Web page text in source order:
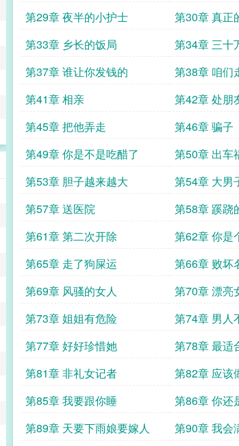
第29章 夜半的小护士
第30章 真正
第33章 乡长的饭局
第34章 三十
第37章 谁让你发钱的
第38章 咱们
第41章 相亲
第42章 处朋
第45章 把他弄走
第46章 骗子
第49章 你是不是吃醋了
第50章 出车
第53章 胆子越来越大
第54章 大男
第57章 送医院
第58章 蹊跷
第61章 第二次开除
第62章 你是
第65章 走了狗屎运
第66章 败坏
第69章 风骚的女人
第70章 漂亮
第73章 姐姐有危险
第74章 男人
第77章 好好珍惜她
第78章 最适
第81章 非礼女记者
第82章 应该
第85章 我要跟你睡
第86章 你还
第89章 天要下雨娘要嫁人
第90章 我会